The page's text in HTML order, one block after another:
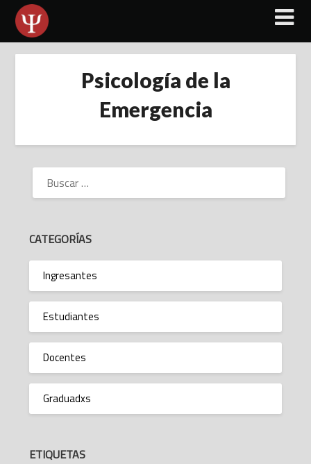
Skip
content
Psicología de la
Emergencia
BUSCAR:
CATEGORÍAS
Ingresantes
Estudiantes
Docentes
Graduadxs
ETIQUETAS